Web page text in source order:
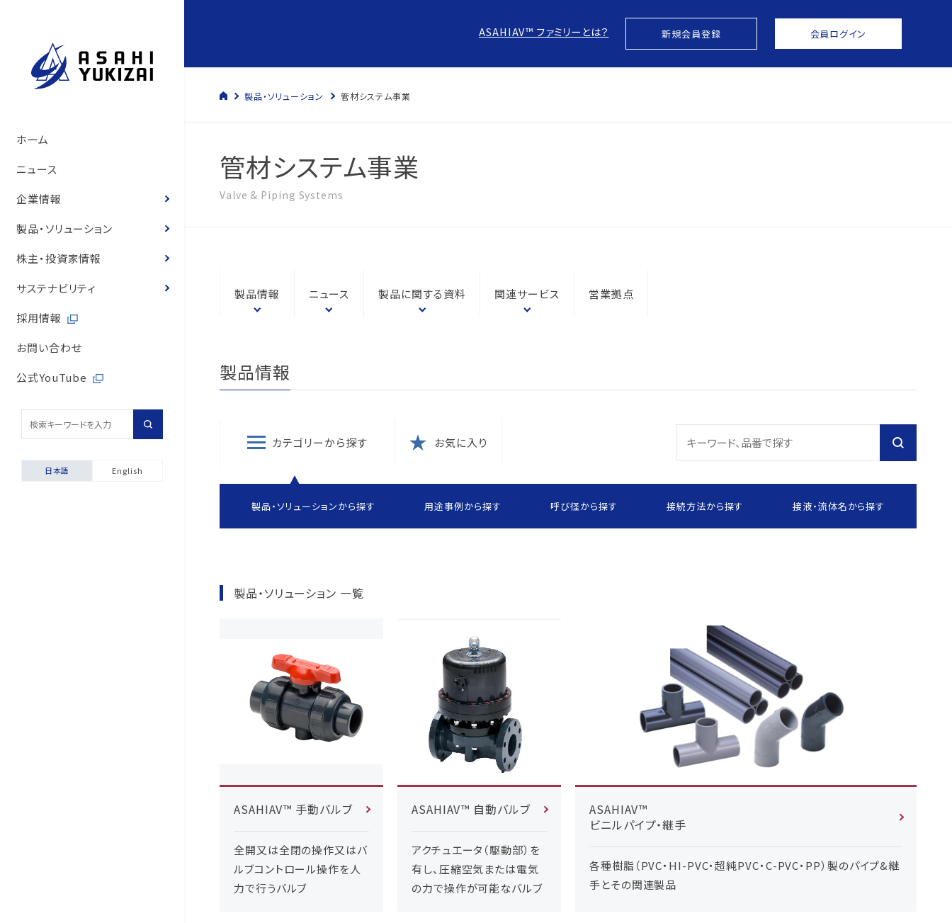
ホーム
ニュース
企業情報
トップメッセージ
旭有機材の事業
樹脂事業
水処理・資源開発事業
会社概要
企業理念
役員紹介
国内・海外事業拠点
グループ会社一覧
旭有機材の歴史
沿革
会社案内
製品・ソリューション
管材システム事業
カタログ
図面・取扱説明書
ニュース
安全データシート（SDS）
輸出貿易管理・該非判定書類
お困りごと相談室
安全にご使用いただくために
樹脂事業
お客様の声
導入事例
水処理・資源開発事業
お客様の声
お客様の声
株主・投資家情報
経営方針
事業等のリスク
コーポレート・ガバナンス
いて
業績ハイライト
IR資料室
有価証券報告書
経営状況説明資料
統合報告書
株式情報
株主還元
株主総会
電子公告
個人投資家の皆様へ
IRニュース
サステナビリティ
サステナビリティマネジメント
サステナビリティ基本方針
事業と社会課題の関わり
E.環境
気候変動への取り組み
化学物質
S.社会
人権の尊重
健康経営
知的財産への投資
お客様との公正・適切な取引
地域社会への貢献
G.ガバナンス
内部統制体制の基本方針
取引先からの相談・通報制度
採用情報
お問い合わせ
公式YouTube
日本語 English
ASAHIAV™ ファミリーとは？ 新規会員登録 会員ログイン
製品・ソリューション 管材システム事業
管材システム事業
Valve & Piping Systems
製品情報 ニュース 製品に関する資料 関連サービス 営業拠点
製品情報
カテゴリーから探す お気に入り
製品・ソリューションから探す 用途事例から探す 呼び径から探す 接続方法から探す 接液・流体名から探す
製品・ソリューション 一覧
ASAHIAV™ 手動バルブ
全開又は全閉の操作又はバ
ルブコントロール操作を人
力で行うバルブ
ASAHIAV™ 自動バルブ
アクチュエータ（駆動部）を
有し、圧縮空気または電気
の力で操作が可能なバルブ
ASAHIAV™
ビニルパイプ・継手
各種樹脂（PVC・HI-PVC・超純PVC・C-PVC・PP）製のパイプ&継
手とその関連製品